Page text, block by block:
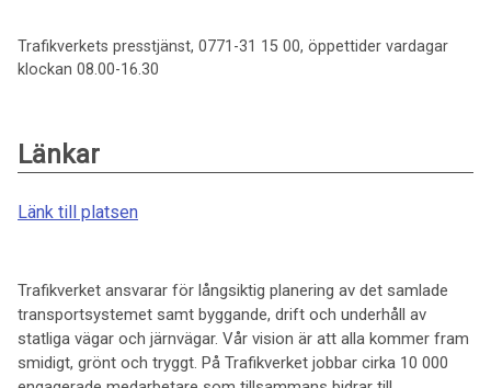
Trafikverkets presstjänst, 0771-31 15 00, öppettider vardagar
klockan 08.00-16.30
Länkar
Länk till platsen
Trafikverket ansvarar för långsiktig planering av det samlade
transportsystemet samt byggande, drift och underhåll av
statliga vägar och järnvägar. Vår vision är att alla kommer fram
smidigt, grönt och tryggt. På Trafikverket jobbar cirka 10 000